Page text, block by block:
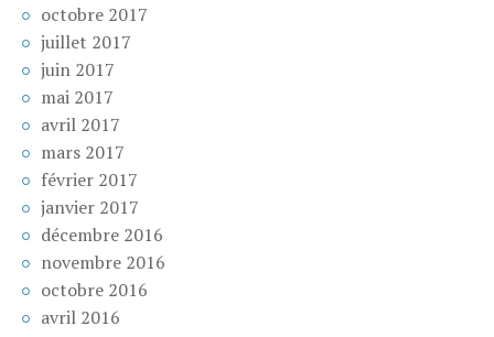
octobre 2017
juillet 2017
juin 2017
mai 2017
avril 2017
mars 2017
février 2017
janvier 2017
décembre 2016
novembre 2016
octobre 2016
avril 2016